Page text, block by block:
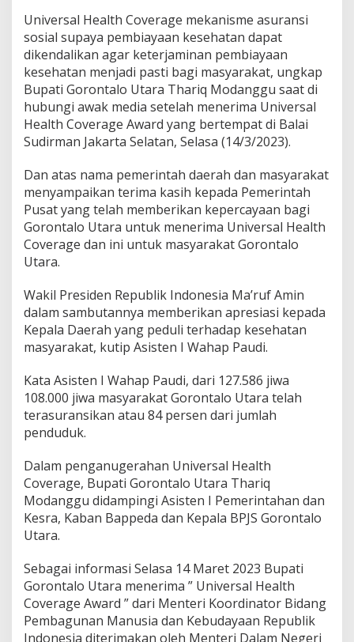
B
e
r
j
e
n
j
n
g
i
d
k
D
i
a
r
Universal Health Coverage mekanisme asuransi
sosial supaya pembiayaan kesehatan dapat
dikendalikan agar keterjaminan pembiayaan
kesehatan menjadi pasti bagi masyarakat, ungkap
Bupati Gorontalo Utara Thariq Modanggu saat di
hubungi awak media setelah menerima Universal
Health Coverage Award yang bertempat di Balai
Sudirman Jakarta Selatan, Selasa (14/3/2023).
Dan atas nama pemerintah daerah dan masyarakat
menyampaikan terima kasih kepada Pemerintah
Pusat yang telah memberikan kepercayaan bagi
Gorontalo Utara untuk menerima Universal Health
Coverage dan ini untuk masyarakat Gorontalo
Utara.
Wakil Presiden Republik Indonesia Ma’ruf Amin
dalam sambutannya memberikan apresiasi kepada
Kepala Daerah yang peduli terhadap kesehatan
masyarakat, kutip Asisten I Wahap Paudi.
Kata Asisten I Wahap Paudi, dari 127.586 jiwa
108.000 jiwa masyarakat Gorontalo Utara telah
terasuransikan atau 84 persen dari jumlah
penduduk.
Dalam penganugerahan Universal Health
Coverage, Bupati Gorontalo Utara Thariq
Modanggu didampingi Asisten I Pemerintahan dan
Kesra, Kaban Bappeda dan Kepala BPJS Gorontalo
Utara.
Sebagai informasi Selasa 14 Maret 2023 Bupati
Gorontalo Utara menerima ” Universal Health
Coverage Award ” dari Menteri Koordinator Bidang
Pembagunan Manusia dan Kebudayaan Republik
Indonesia diterimakan oleh Menteri Dalam Negeri